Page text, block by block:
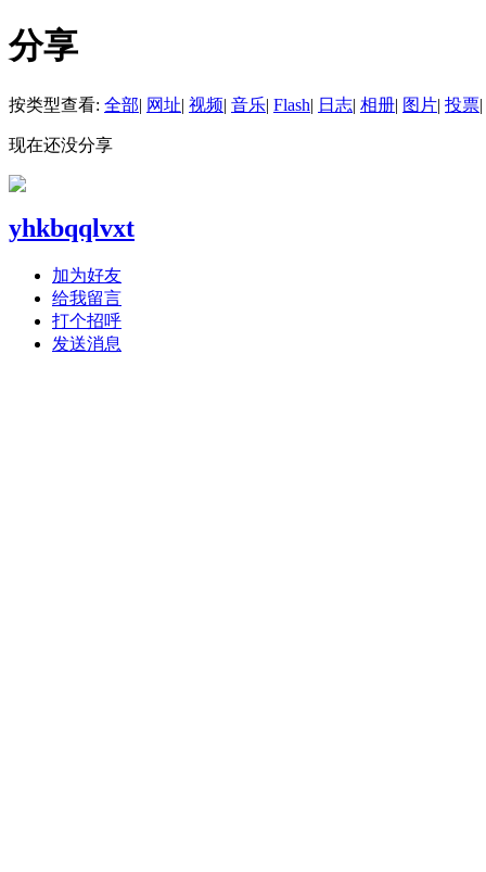
分享
按类型查看: 全部| 网址| 视频| 音乐| Flash| 日志| 相册| 图片| 投票|
现在还没分享
yhkbqqlvxt
加为好友
给我留言
打个招呼
发送消息